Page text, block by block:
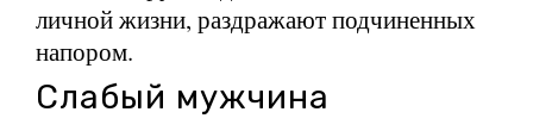
личной жизни, раздражают подчиненных
напором.
Слабый мужчина